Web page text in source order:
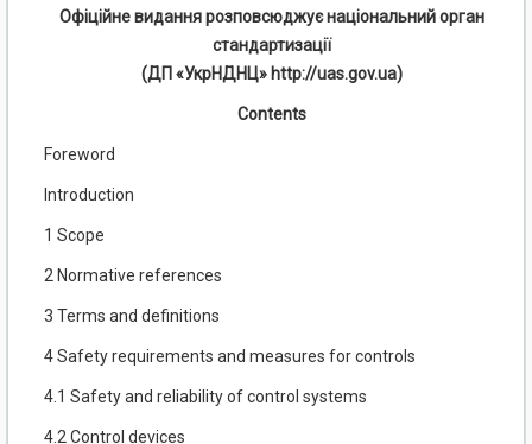
Офіційне видання розповсюджує національний орган
стандартизації
(ДП «УкрНДНЦ» http://uas.gov.ua)
Contents
Foreword
Introduction
1 Scope
2 Normative references
3 Terms and definitions
4 Safety requirements and measures for controls
4.1 Safety and reliability of control systems
4.2 Control devices